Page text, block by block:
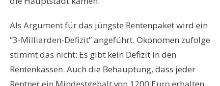
Als Argument für das jüngste Rentenpaket wird ein
“3-Milliarden-Defizit” angeführt. Ökonomen zufolge
stimmt das nicht: Es gibt kein Defizit in den
Rentenkassen. Auch die Behauptung, dass jeder